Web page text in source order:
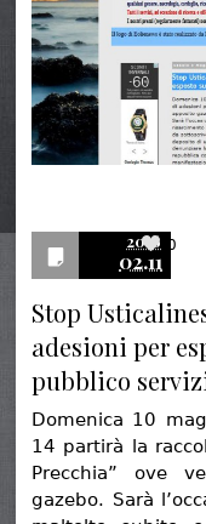
2016
02.11
0
Stop
adesioni per
pubblico
Domenica 10
14 partirà la
Precchia” ove
gazebo. Sarà